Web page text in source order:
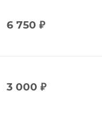
6 750 ₽
3 000 ₽